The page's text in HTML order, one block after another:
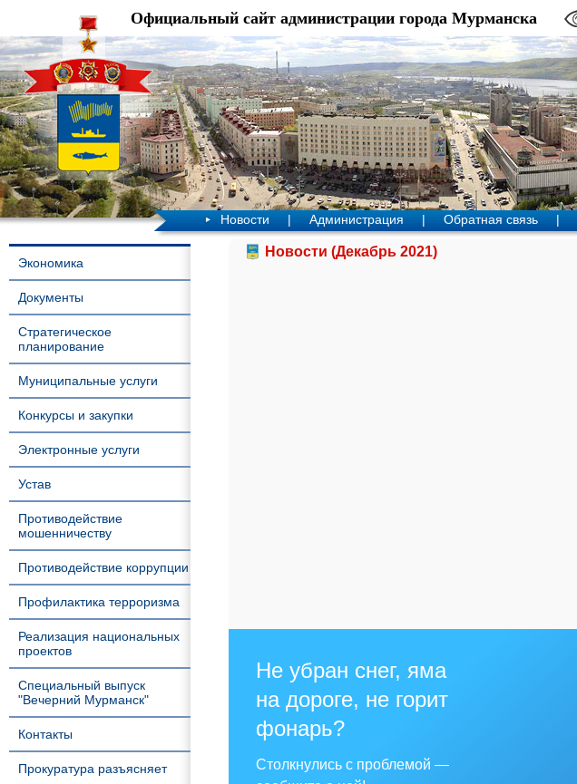
Официальный сайт администрации города Мурманска
Новости | Администрация | Обратная связь |
Экономика
Документы
Стратегическое
планирование
Муниципальные услуги
Конкурсы и закупки
Электронные услуги
Устав
Противодействие
мошенничеству
Противодействие коррупции
Профилактика терроризма
Реализация национальных
проектов
Специальный выпуск
"Вечерний Мурманск"
Контакты
Прокуратура разъясняет
Новости (Декабрь 2021)
Не убран снег, яма
на дороге, не горит
фонарь?
Столкнулись с проблемой —